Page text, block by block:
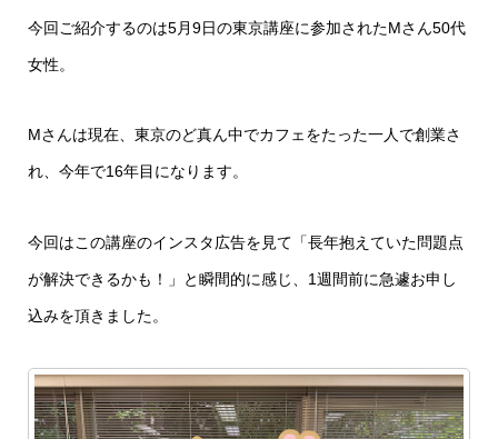
今回ご紹介するのは5月9日の東京講座に参加されたMさん50代
女性。
Mさんは現在、東京のど真ん中でカフェをたった一人で創業さ
れ、今年で16年目になります。
今回はこの講座のインスタ広告を見て「長年抱えていた問題点
が解決できるかも！」と瞬間的に感じ、1週間前に急遽お申し
込みを頂きました。